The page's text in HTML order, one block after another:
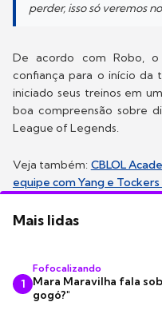
perder, isso só veremos
De acordo com Robo, o
confiança para o início
iniciado seus treinos em
boa compreensão sobre
League of Legends.
Veja também: CBLOL
equipe com Yang e
Mais lidas
1
Fofocalizando
Mara Maravilha fala
gogó?"